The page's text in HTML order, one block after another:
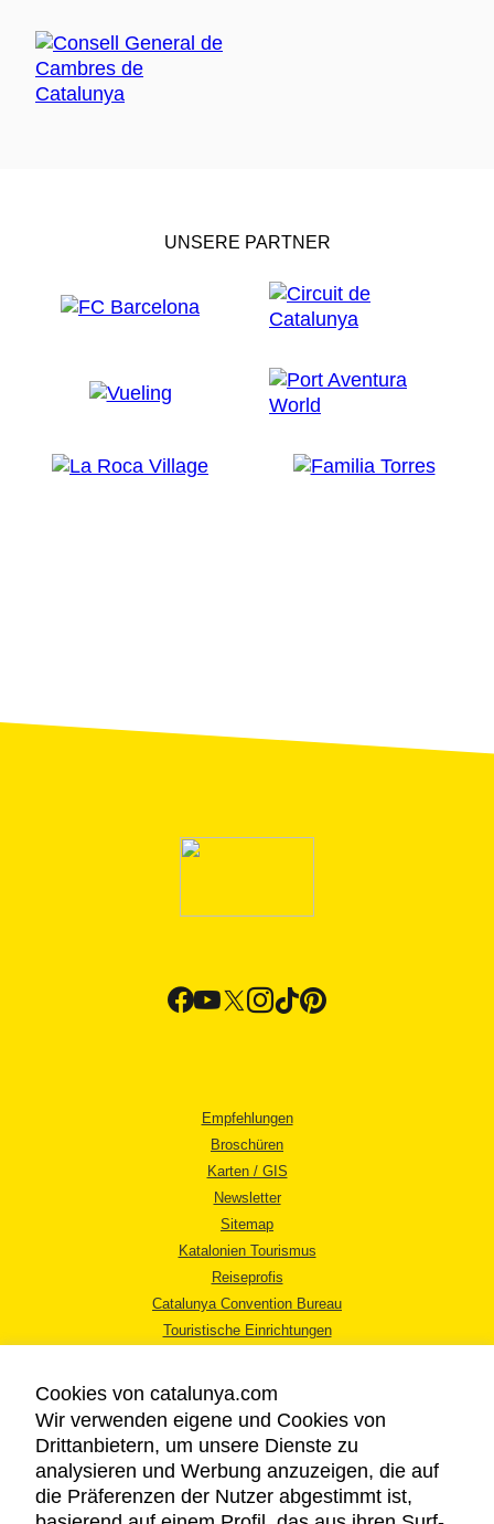
UNSERE PARTNER
Empfehlungen
Broschüren
Karten / GIS
Newsletter
Sitemap
Katalonien Tourismus
Reiseprofis
Catalunya Convention Bureau
Touristische Einrichtungen
RECHTLICHER HINWEIS
Cookies von catalunya.com
Wir verwenden eigene und Cookies von
Drittanbietern, um unsere Dienste zu
analysieren und Werbung anzuzeigen, die auf
die Präferenzen der Nutzer abgestimmt ist,